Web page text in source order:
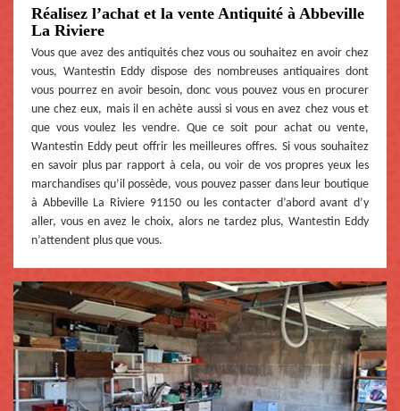
Réalisez l’achat et la vente Antiquité à Abbeville
La Riviere
Vous que avez des antiquités chez vous ou souhaitez en avoir chez
vous, Wantestin Eddy dispose des nombreuses antiquaires dont
vous pourrez en avoir besoin, donc vous pouvez vous en procurer
une chez eux, mais il en achète aussi si vous en avez chez vous et
que vous voulez les vendre. Que ce soit pour achat ou vente,
Wantestin Eddy peut offrir les meilleures offres. Si vous souhaitez
en savoir plus par rapport à cela, ou voir de vos propres yeux les
marchandises qu’il possède, vous pouvez passer dans leur boutique
à Abbeville La Riviere 91150 ou les contacter d’abord avant d’y
aller, vous en avez le choix, alors ne tardez plus, Wantestin Eddy
n’attendent plus que vous.